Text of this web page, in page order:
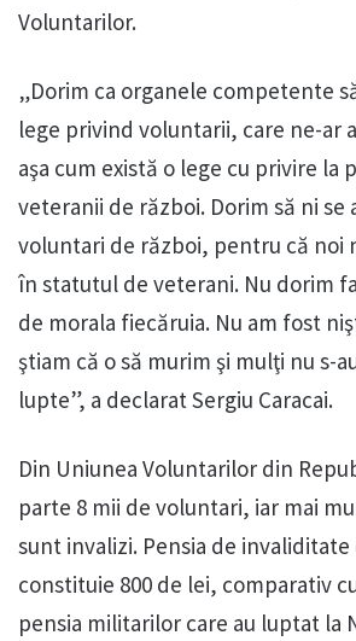
Voluntarilor.
„Dorim ca organele competente
lege privind voluntarii, care ne-ar
aşa cum există o lege cu privire la
veteranii de război. Dorim să ni se
voluntari de război, pentru că noi
în statutul de veterani. Nu dorim
de morala fiecăruia. Nu am fost
ştiam că o să murim şi mulţi nu s-
lupte”, a declarat Sergiu Caracai.
Din Uniunea Voluntarilor din
parte 8 mii de voluntari, iar mai
sunt invalizi. Pensia de invaliditate
constituie 800 de lei, comparativ
pensia militarilor care au luptat la